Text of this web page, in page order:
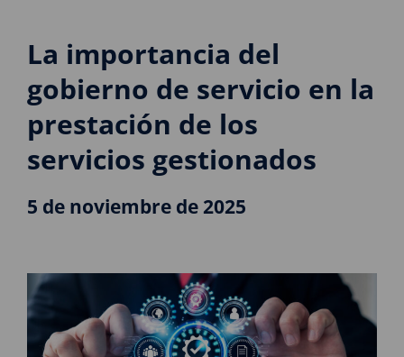
La importancia del
gobierno de servicio en la
prestación de los
servicios gestionados
5 de noviembre de 2025